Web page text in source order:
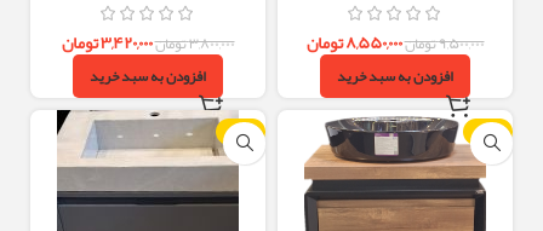
۹,۵۰۰,۰۰۰تومان۸,۵۵۰,۰۰۰تومان
افزودن به سبد خرید
۳,۸۰۰,۰۰۰تومان۳,۴۲۰,۰۰۰تومان
افزودن به سبد خرید
-10%
-10%